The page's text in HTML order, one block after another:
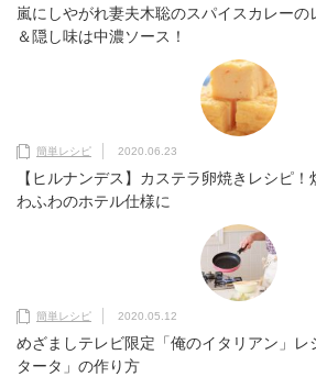
嵐にしやがれ妻夫木聡のスパイスカレー
＆隠し味は中濃ソース！
簡単レシピ 2020.06.23
【ヒルナンデス】カステラ卵焼きレシピ
わふわのホテル仕様に
簡単レシピ 2020.05.12
めざましテレビ限定「俺のイタリアン」レ
タータ」の作り方